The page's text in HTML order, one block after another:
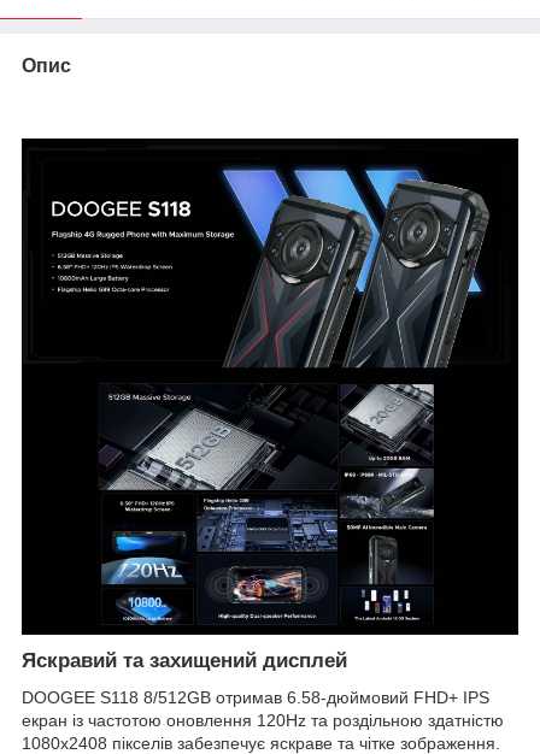
Опис
Яскравий та захищений дисплей
DOOGEE S118 8/512GB отримав 6.58-дюймовий FHD+ IPS
екран із частотою оновлення 120Hz та роздільною здатністю
1080x2408 пікселів забезпечує яскраве та чітке зображення.